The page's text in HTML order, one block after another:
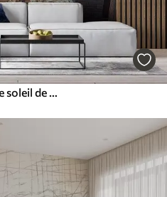
Vue aérienne sur le coucher de soleil de New York